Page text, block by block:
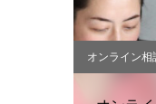
オンライン相